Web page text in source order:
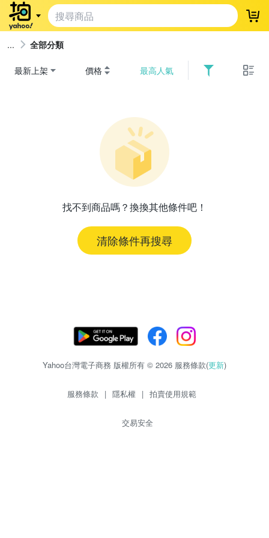
登
全部分類
最新上架 價格 最高人氣
找不到商品嗎？換換其他條件吧！
清除條件再搜尋
Yahoo台灣電子商務 版權所有 © 2026 服務條款(更新)
服務條款 | 隱私權 | 拍賣使用規範
交易安全